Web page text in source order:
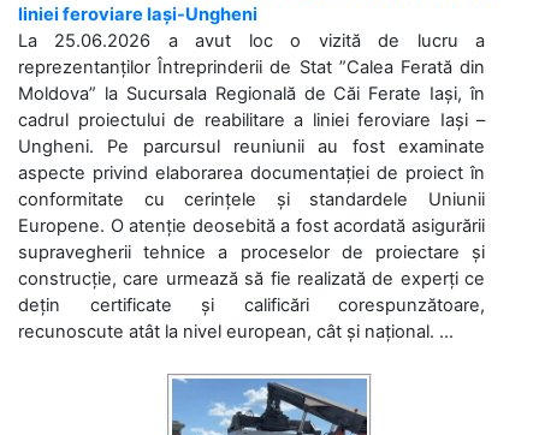
liniei feroviare Iași-Ungheni
La 25.06.2026 a avut loc o vizită de lucru a
reprezentanților Întreprinderii de Stat ”Calea Ferată din
Moldova” la Sucursala Regională de Căi Ferate Iași, în
cadrul proiectului de reabilitare a liniei feroviare Iași –
Ungheni. Pe parcursul reuniunii au fost examinate
aspecte privind elaborarea documentației de proiect în
conformitate cu cerințele și standardele Uniunii
Europene. O atenție deosebită a fost acordată asigurării
supravegherii tehnice a proceselor de proiectare și
construcție, care urmează să fie realizată de experți ce
dețin certificate și calificări corespunzătoare,
recunoscute atât la nivel european, cât și național. ...